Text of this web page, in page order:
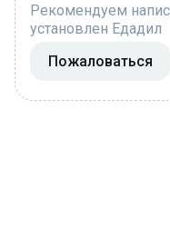
Рекомендуем
установлен Едадил
Пожаловаться